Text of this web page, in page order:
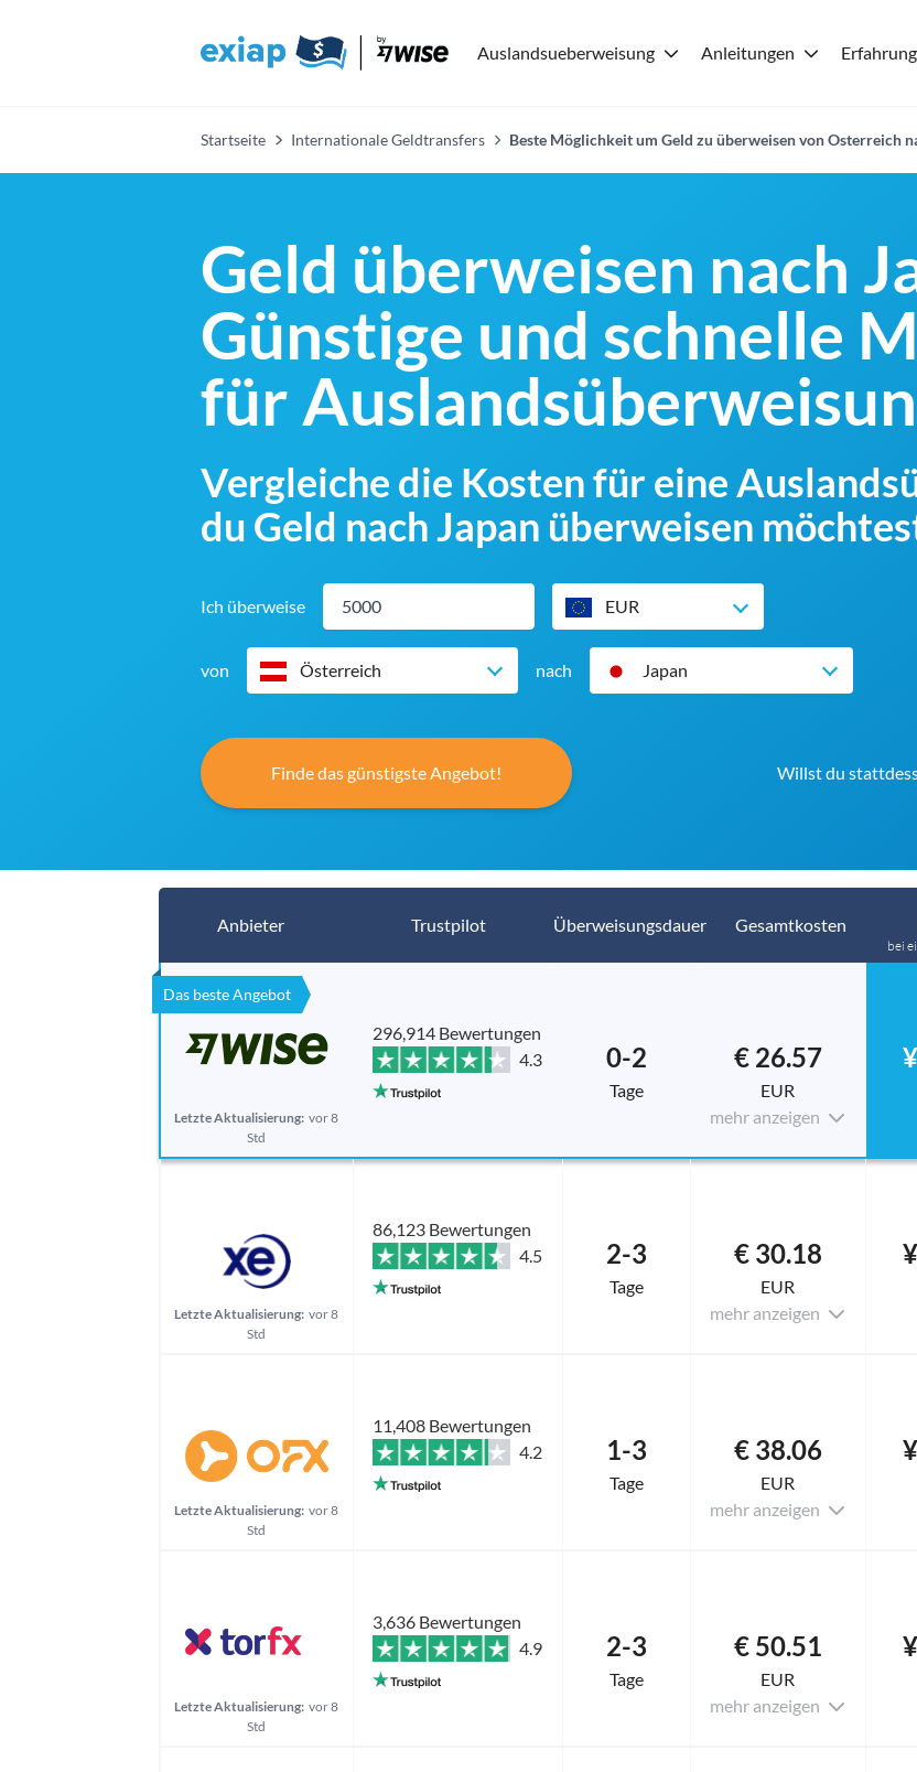
Auslandsueberweisung Anleitungen
Startseite Internationale Geldtransfers Beste Möglichkeit um Geld zu überweisen von Osterreich
Geld überweisen nach
Günstige und schnelle
für
Vergleiche die Kosten für eine
du Geld nach Japan überweisen
Ich überweise EUR
von Österreich nach Japan
Finde das günstigste Angebot! Willst du
Anbieter Trustpilot Überweisungsdauer Gesamtkosten
bei
Das beste Angebot
Letzte Aktualisierung: vor 8
Std
296,914 Bewertungen
4.3
0-2
Tage
€ 26.57
EUR
mehr anzeigen
Letzte Aktualisierung: vor 8
Std
86,123 Bewertungen
4.5
2-3
Tage
€ 30.18
EUR
mehr anzeigen
Letzte Aktualisierung: vor 8
Std
11,408 Bewertungen
4.2
1-3
Tage
€ 38.06
EUR
mehr anzeigen
Letzte Aktualisierung: vor 8
Std
3,636 Bewertungen
4.9
2-3
Tage
€ 50.51
EUR
mehr anzeigen